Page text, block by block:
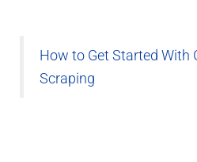
How to Get Started With
Scraping